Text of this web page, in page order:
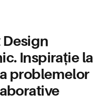
Inspirație la
problemelor